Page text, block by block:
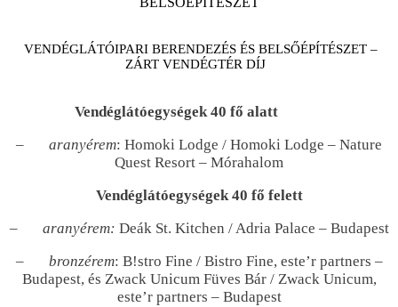
VENDÉGLÁTÓIPARI BERENDEZÉS ÉS BELSŐÉPÍTÉSZET –
ZÁRT VENDÉGTÉR DÍJ
Vendéglátóegységek 40 fő alatt
– aranyérem: Homoki Lodge / Homoki Lodge – Nature
Quest Resort – Mórahalom
Vendéglátóegységek 40 fő felett
– aranyérem: Deák St. Kitchen / Adria Palace – Budapest
– bronzérem: B!stro Fine / Bistro Fine, este’r partners –
Budapest, és Zwack Unicum Füves Bár / Zwack Unicum,
este’r partners – Budapest